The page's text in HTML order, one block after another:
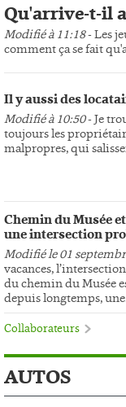
Qu'arrive-t-il
Modifié à 11:18- Les
comment ça se fait
Il y aussi des
Modifié à 10:50- Je
toujours les
malpropres, qui
Chemin du Musée
une intersection
Modifié le 01
vacances,
du chemin du Musée
depuis longtemps, une...
Collaborateurs
AUTOS